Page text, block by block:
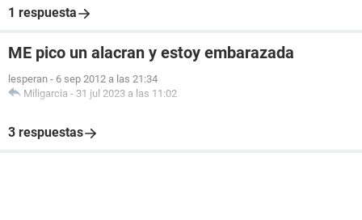
1 respuesta
ME pico un alacran y estoy embarazada
lesperan - 6 sep 2012 a las 21:34
Miligarcia - 31 jul 2023 a las 11:02
3 respuestas